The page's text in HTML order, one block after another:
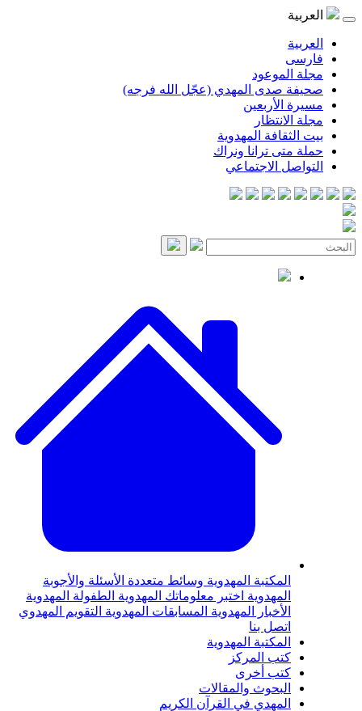
المهدي (عجّل الله فرجه)
المهدوية
ترانا ونراك
الاجتماعي
المهدويةوسائط متعددةالأسئلة والأجوبة
اختبر معلوماتك المهدويةالطفولة المهدوية
المهدويةالمسابقات المهدويةالتقويم المهدوي
المهدوية
والمقالات
في القرآن الكريم